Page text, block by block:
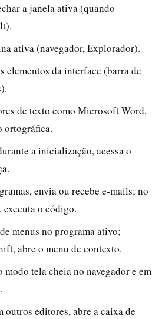
a janela ativa (quando
ativa (navegador, Explorador).
elementos da interface (barra de
de texto como Microsoft Word,
ortográfica.
a inicialização, acessa o
envia ou recebe e-mails; no
o código.
menus no programa ativo;
abre o menu de contexto.
modo tela cheia no navegador e em
outros editores, abre a caixa de